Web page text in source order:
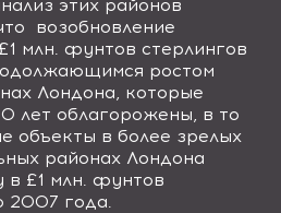
этих районов
возобновление
млн. фунтов стерлингов
ростом
Лондона, которые
лет облагорожены, в то
объекты в более зрелых
районах Лондона
в £1 млн. фунтов
2007 года.